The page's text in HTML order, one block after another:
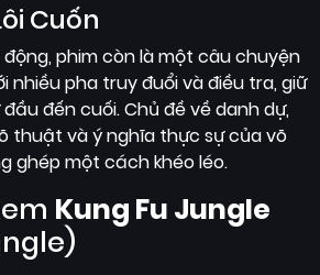
Cuốn
phim còn là một câu chuyện
nhiều pha truy đuổi và điều tra, giữ
đến cuối. Chủ đề về danh dự,
thuật và ý nghĩa thực sự của võ
ghép một cách khéo léo.
Kung Fu Jungle